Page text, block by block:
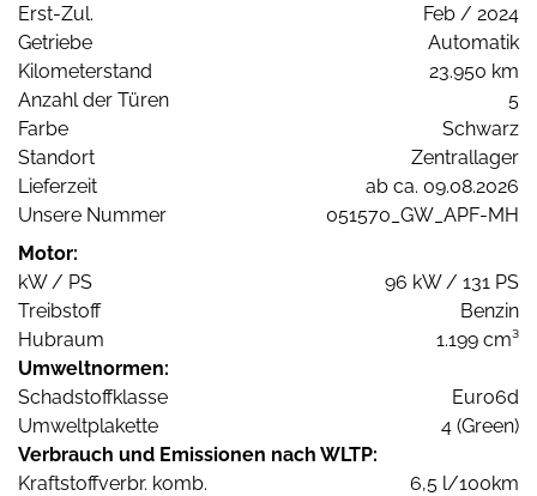
Erst-Zul.
Feb / 2024
Getriebe
Automatik
Kilometerstand
23.950 km
Anzahl der Türen
5
Farbe
Schwarz
Standort
Zentrallager
Lieferzeit
ab ca. 09.08.2026
Unsere Nummer
051570_GW_APF-MH
Motor:
kW / PS
96 kW / 131 PS
Treibstoff
Benzin
Hubraum
1.199 cm³
Umweltnormen:
Schadstoffklasse
Euro6d
Umweltplakette
4 (Green)
Verbrauch und Emissionen nach WLTP:
Kraftstoffverbr. komb.
6,5 l/100km